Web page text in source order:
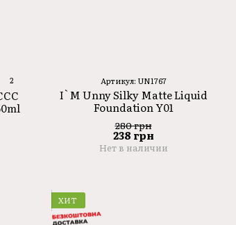
2 Артикул: UN1767
I`M Unny Silky Matte Liquid
Foundation Y01
280 грн
238 грн
Нет в наличии
ХИТ